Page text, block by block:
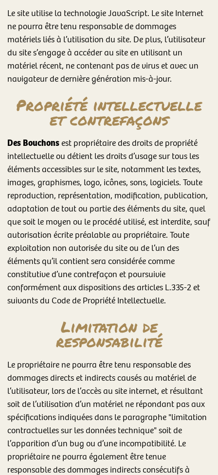
Le site utilise la technologie JavaScript. Le site Internet
ne pourra être tenu responsable de dommages
matériels liés à l’utilisation du site. De plus, l’utilisateur
du site s’engage à accéder au site en utilisant un
matériel récent, ne contenant pas de virus et avec un
navigateur de dernière génération mis-à-jour.
Propriété intellectuelle
et contrefaçons
Des Bouchonsest propriétaire des droits de propriété
intellectuelle ou détient les droits d’usage sur tous les
éléments accessibles sur le site, notamment les textes,
images, graphismes, logo, icônes, sons, logiciels. Toute
reproduction, représentation, modification, publication,
adaptation de tout ou partie des éléments du site, quel
que soit le moyen ou le procédé utilisé, est interdite, sauf
autorisation écrite préalable au propriétaire. Toute
exploitation non autorisée du site ou de l’un des
éléments qu’il contient sera considérée comme
constitutive d’une contrefaçon et poursuivie
conformément aux dispositions des articles L.335-2 et
suivants du Code de Propriété Intellectuelle.
Limitation de
responsabilité
Le propriétaire ne pourra être tenu responsable des
dommages directs et indirects causés au matériel de
l’utilisateur, lors de l’accès au site internet, et résultant
soit de l’utilisation d’un matériel ne répondant pas aux
spécifications indiquées dans le paragraphe "limitation
contractuelles sur les données technique" soit de
l’apparition d’un bug ou d’une incompatibilité. Le
propriétaire ne pourra également être tenue
responsable des dommages indirects consécutifs à